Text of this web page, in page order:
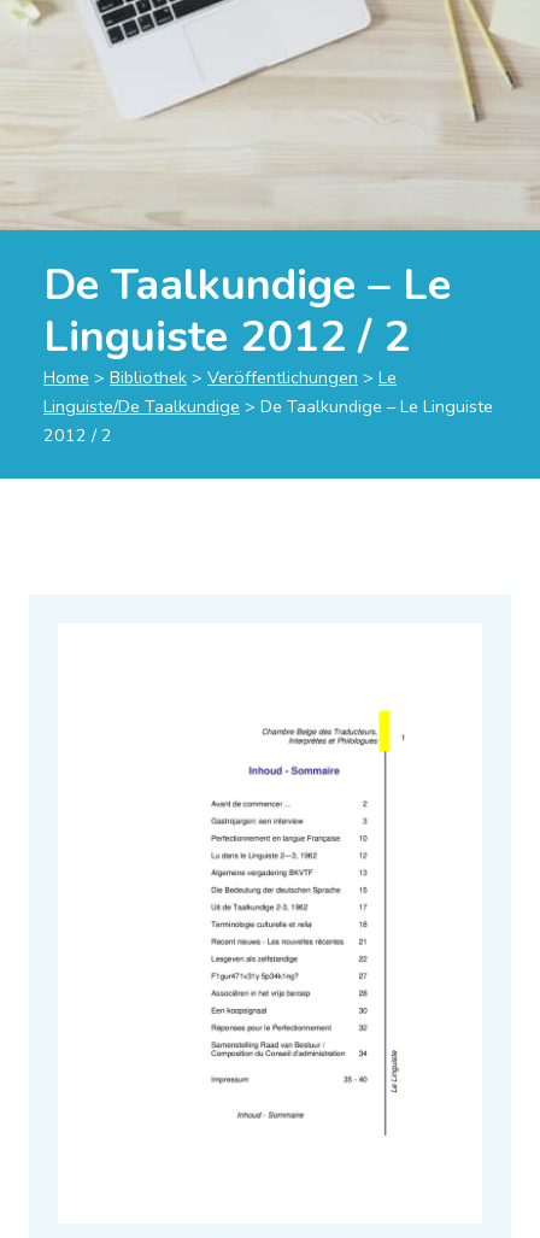
De Taalkundige – Le
Linguiste 2012 / 2
Home > Bibliothek > Veröffentlichungen > Le
Linguiste/De Taalkundige > De Taalkundige – Le Linguiste
2012 / 2